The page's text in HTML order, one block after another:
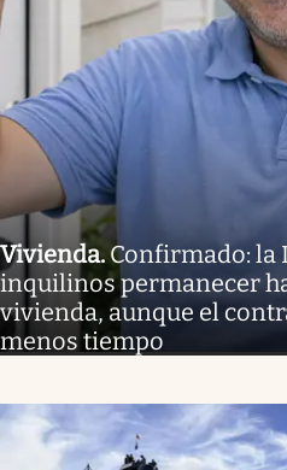
Vivienda.Confirmado: la
inquilinos permanecer
vivienda, aunque el
menos tiempo